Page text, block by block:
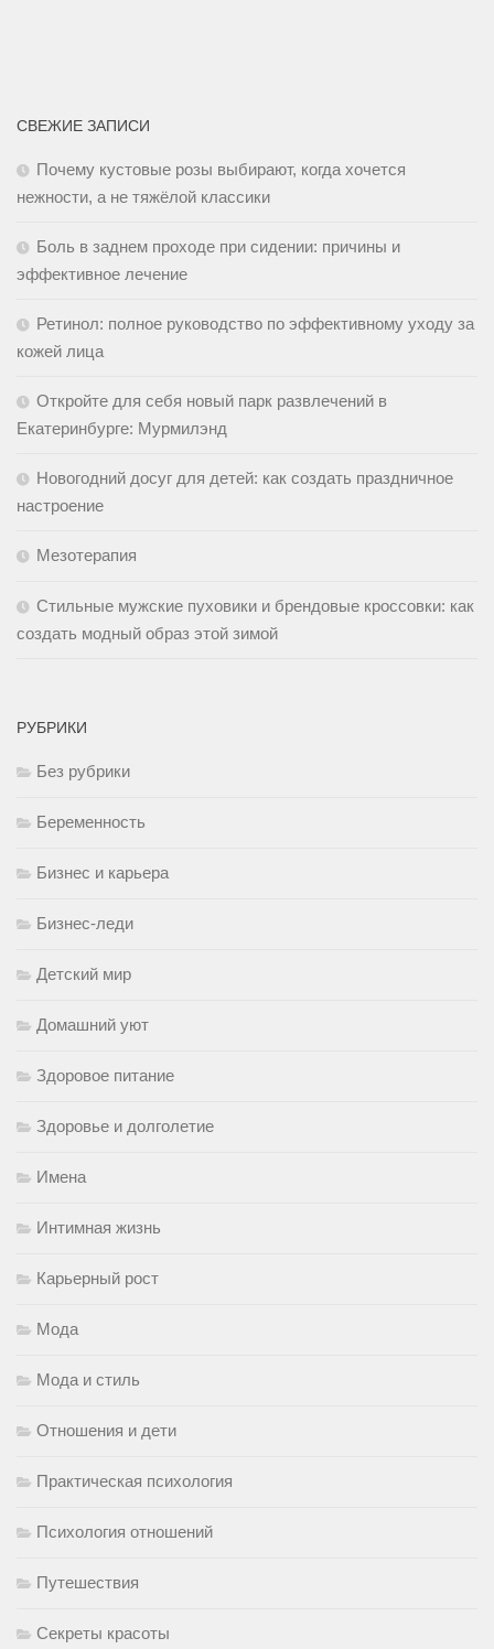
СВЕЖИЕ ЗАПИСИ
Почему кустовые розы выбирают, когда хочется
нежности, а не тяжёлой классики
Боль в заднем проходе при сидении: причины и
эффективное лечение
Ретинол: полное руководство по эффективному уходу за
кожей лица
Откройте для себя новый парк развлечений в
Екатеринбурге: Мурмилэнд
Новогодний досуг для детей: как создать праздничное
настроение
Мезотерапия
Стильные мужские пуховики и брендовые кроссовки: как
создать модный образ этой зимой
РУБРИКИ
Без рубрики
Беременность
Бизнес и карьера
Бизнес-леди
Детский мир
Домашний уют
Здоровое питание
Здоровье и долголетие
Имена
Интимная жизнь
Карьерный рост
Мода
Мода и стиль
Отношения и дети
Практическая психология
Психология отношений
Путешествия
Секреты красоты